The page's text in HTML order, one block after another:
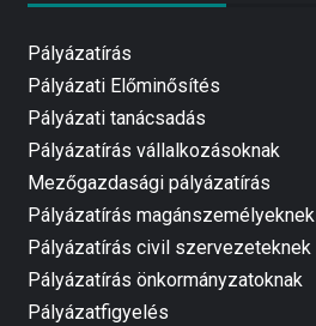
Pályázatírás
Pályázati Előminősítés
Pályázati tanácsadás
Pályázatírás vállalkozásoknak
Mezőgazdasági pályázatírás
Pályázatírás magánszemélyeknek
Pályázatírás civil szervezeteknek
Pályázatírás önkormányzatoknak
Pályázatfigyelés